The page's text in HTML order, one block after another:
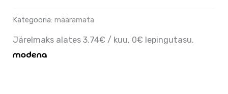
Kategooria:määramata
Järelmaks alates 3.74€ / kuu, 0€ lepingutasu.